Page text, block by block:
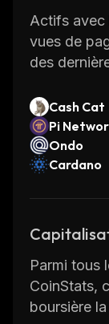
Actifs avec
vues de
des
Cash Cat
Pi
Ondo
Cardano
Parmi tous
CoinStats,
boursière